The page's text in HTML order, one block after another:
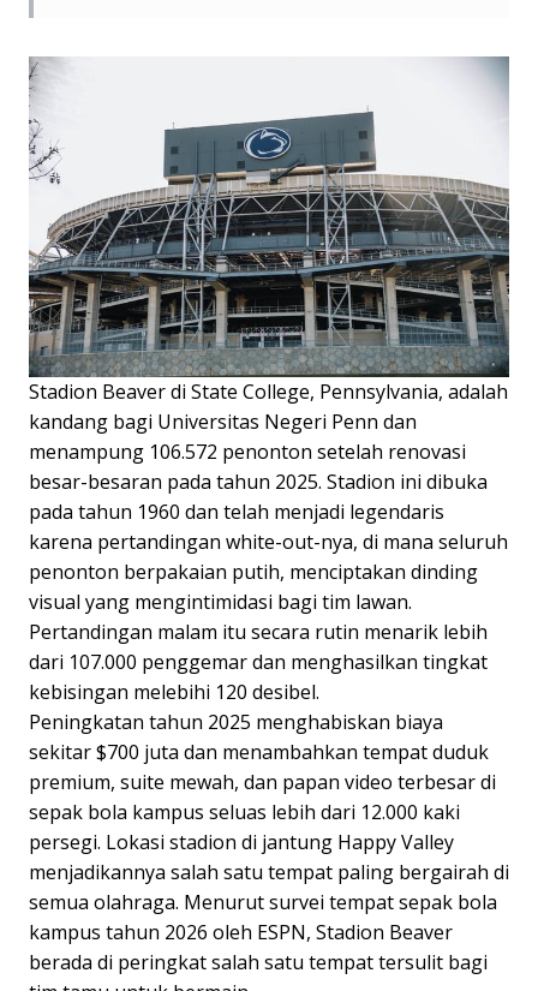
Stadion Beaver di State College, Pennsylvania, adalah
kandang bagi Universitas Negeri Penn dan
menampung 106.572 penonton setelah renovasi
besar-besaran pada tahun 2025. Stadion ini dibuka
pada tahun 1960 dan telah menjadi legendaris
karena pertandingan white-out-nya, di mana seluruh
penonton berpakaian putih, menciptakan dinding
visual yang mengintimidasi bagi tim lawan.
Pertandingan malam itu secara rutin menarik lebih
dari 107.000 penggemar dan menghasilkan tingkat
kebisingan melebihi 120 desibel.
Peningkatan tahun 2025 menghabiskan biaya
sekitar $700 juta dan menambahkan tempat duduk
premium, suite mewah, dan papan video terbesar di
sepak bola kampus seluas lebih dari 12.000 kaki
persegi. Lokasi stadion di jantung Happy Valley
menjadikannya salah satu tempat paling bergairah di
semua olahraga. Menurut survei tempat sepak bola
kampus tahun 2026 oleh ESPN, Stadion Beaver
berada di peringkat salah satu tempat tersulit bagi